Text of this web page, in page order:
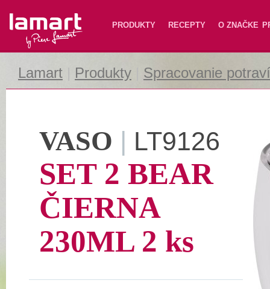
Lamart PRODUKTY RECEPTY O ZNAČKE
Lamart Produkty Spracovanie
VASO | LT9126
SET 2 BEAR
ČIERNA
230ML 2 ks